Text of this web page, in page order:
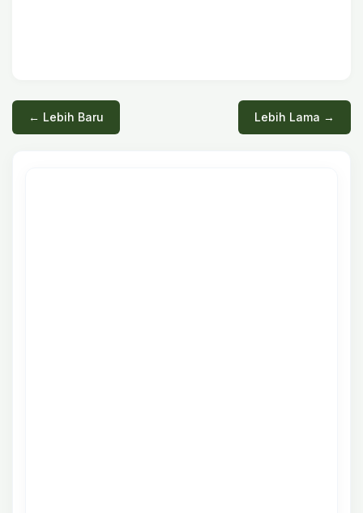
← Lebih Baru Lebih Lama →